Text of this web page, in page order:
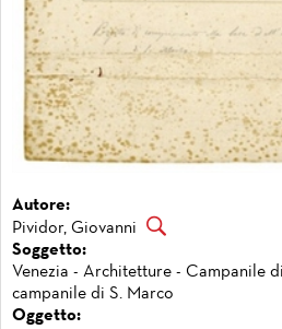
Autore:
Pividor, Giovanni
Soggetto:
Venezia - Architetture - Campanile
campanile di S. Marco
Oggetto: